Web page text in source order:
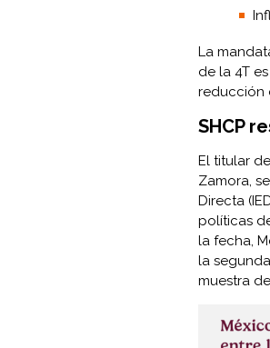
La
de la 4T
reducción
SHCP
El titular
Zamora,
Directa
políticas
la fecha,
la
muestra